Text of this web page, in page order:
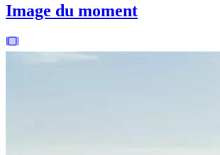
Image du moment